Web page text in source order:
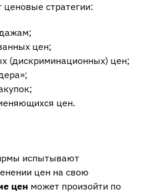
стратегии:
цен;
(дискриминационных) цен;
цен.
испытывают
цен на свою
цен может произойти по